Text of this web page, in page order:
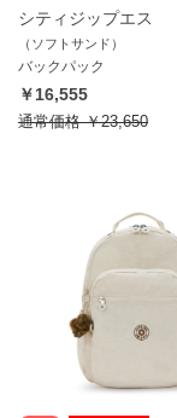
シティジップエス
（ソフトサンド）
バックパック
￥16,555
通常価格￥23,650